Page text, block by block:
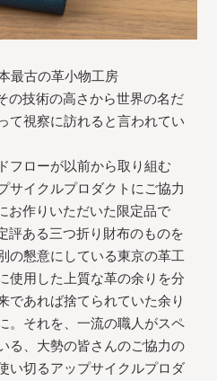
最古の革小物工房
の技術の高さから世界の名だ
て視察に訪れると言われてい
フローが以前から取り組む
サイクルプロダクトにご協力
お作りいただいた限定品で
評ある三つ折り財布のものを
の懇意にしている東京の革工
使用した上質な革の余りを分
であれば捨てられていた余り
。それを、一流の職人がスペ
る、大勢の皆さんのご協力の
い切るアップサイクルプロダ